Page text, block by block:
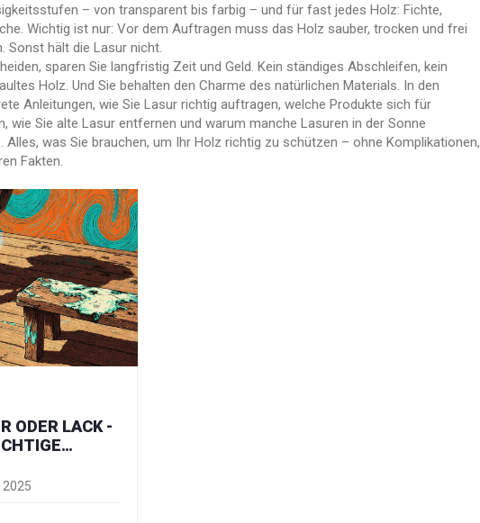
– von transparent bis farbig – und für fast jedes Holz: Fichte,
Wichtig ist nur: Vor dem Auftragen muss das Holz sauber, trocken und frei
Sonst hält die Lasur nicht.
sparen Sie langfristig Zeit und Geld. Kein ständiges Abschleifen, kein
Holz. Und Sie behalten den Charme des natürlichen Materials. In den
Anleitungen, wie Sie Lasur richtig auftragen, welche Produkte sich für
wie Sie alte Lasur entfernen und warum manche Lasuren in der Sonne
Alles, was Sie brauchen, um Ihr Holz richtig zu schützen – ohne Komplikationen,
Fakten.
ODER LACK -
2025